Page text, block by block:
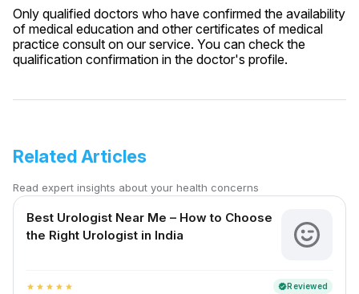
Only qualified doctors who have confirmed the availability
of medical education and other certificates of medical
practice consult on our service. You can check the
qualification confirmation in the doctor's profile.
Related Articles
Read expert insights about your health concerns
Best Urologist Near Me – How to Choose
the Right Urologist in India
star star star star star verifiedReviewed